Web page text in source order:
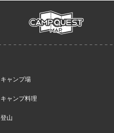
campmap
キャンプ場
キャンプ料理
登山